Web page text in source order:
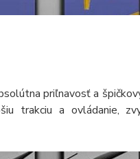
priľnavosť a
trakciu a ovládanie,